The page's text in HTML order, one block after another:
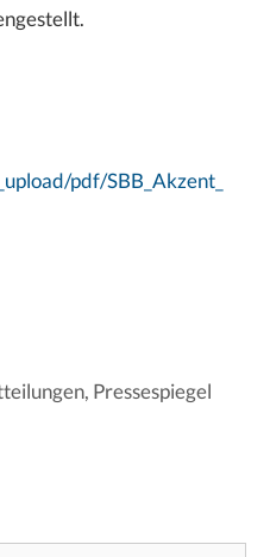
pdf/SBB_Akzent_
, Pressespiegel